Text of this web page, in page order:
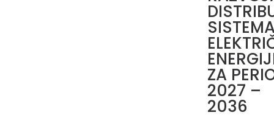
ZA
2027 –
2036